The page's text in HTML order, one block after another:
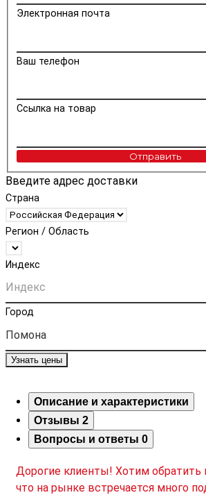
Электронная почта
Ваш телефон
Ссылка на товар
Отправить
Введите адрес доставки
Страна
Регион / Область
Индекс
Город
Узнать цены
Описание и характеристики
Отзывы 2
Вопросы и ответы 0
Дорогие клиенты! Хотим
что на рынке встречается много